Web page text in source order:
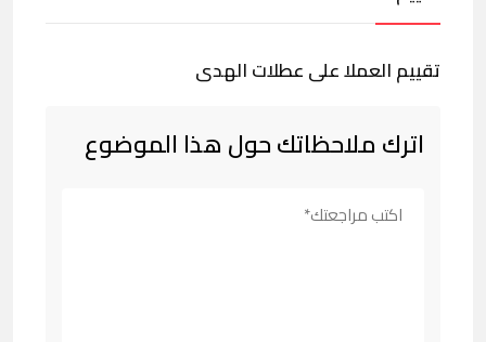
تقييم العملا على عطلات الهدى
اترك ملاحظاتك حول هذا الموضوع